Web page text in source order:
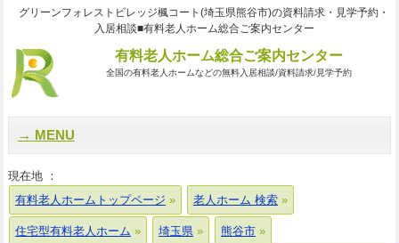
グリーンフォレストビレッジ楓コート(埼玉県熊谷市)の資料請求・見学予約・
入居相談■有料老人ホーム総合ご案内センター
有料老人ホーム総合ご案内センター
全国の有料老人ホームなどの無料入居相談/資料請求/見学予約
MENU
現在地 ：
有料老人ホームトップページ
老人ホーム 検索
住宅型有料老人ホーム 埼玉県 熊谷市